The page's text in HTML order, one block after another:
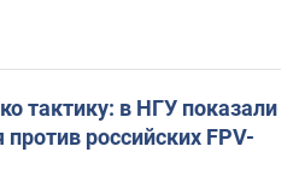
тактику: в НГУ показали
российских FPV-